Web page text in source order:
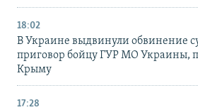
18:02
В Украине выдвинули обвинение
приговор бойцу ГУР МО Украины,
Крыму
17:28